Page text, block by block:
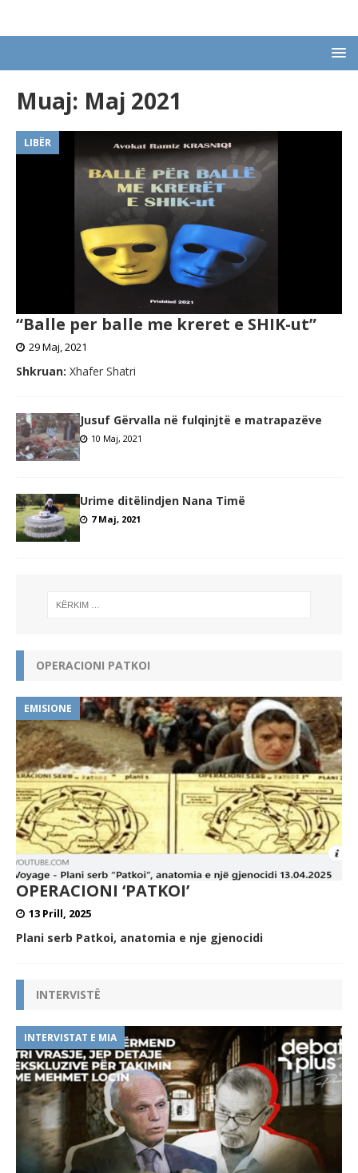
Muaj: Maj 2021
LIBËR
“Balle per balle me kreret e SHIK-ut”
29 Maj, 2021
Shkruan: Xhafer Shatri
Jusuf Gërvalla në fulqinjtë e matrapazëve
10 Maj, 2021
Urime ditëlindjen Nana Timë
7 Maj, 2021
OPERACIONI PATKOI
EMISIONE
OPERACIONI ‘PATKOI’
13 Prill, 2025
Plani serb Patkoi, anatomia e nje gjenocidi
INTERVISTË
INTERVISTAT E MIA